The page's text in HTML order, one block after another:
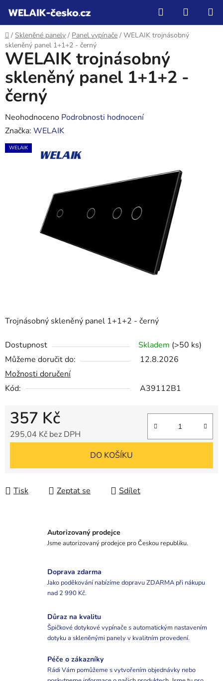
obsah
Hledat
KOŠÍK
Domů
/ Skleněné panely / Panel vypínače / WELAIK trojnásobný
skleněný panel 1+1+2 - černý
Trojnásobný skleněný panel 1+1+2 - černý
Dostupnost Skladem (>50 ks)
Můžeme doručit do:
12.8.2026
Možnosti doručení
Kód:
A39112B1
357 Kč
295,04 Kč bez DPH
DO KOŠÍKU
Tisk Zeptat se Sdílet
WELAIK trojnásobný
skleněný panel 1+1+2 -
černý
Průměrné
hodnocení
produktu
Neohodnoceno Podrobnosti hodnocení
Značka: WELAIK
WELAIK
Autorizovaný prodejce
Jsme autorizovaný prodejce pro Českou republiku.
Doprava zdarma
Jako poděkování nabízíme dopravu ZDARMA při nákupu
nad 2 990 Kč.
Důraz na kvalitu
Špičkové dotykové vypínače s automatickým nastavením
dotyku a skleněnými panely v kvalitním provedení.
Péče o zákazníky
Rádi Vám pomůžeme s vytvořením objednávky nebo